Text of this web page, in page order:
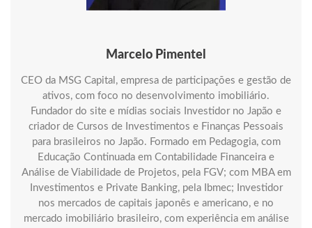
Marcelo Pimentel
CEO da MSG Capital, empresa de participações e gestão de
ativos, com foco no desenvolvimento imobiliário.
Fundador do site e mídias sociais Investidor no Japão e
criador de Cursos de Investimentos e Finanças Pessoais
para brasileiros no Japão. Formado em Pedagogia, com
Educação Continuada em Contabilidade Financeira e
Análise de Viabilidade de Projetos, pela FGV; com MBA em
Investimentos e Private Banking, pela Ibmec; Investidor
nos mercados de capitais japonês e americano, e no
mercado imobiliário brasileiro, com experiência em análise